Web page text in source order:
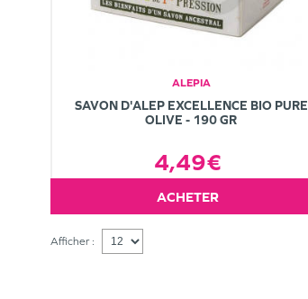
ALEPIA
SAVON D'ALEP EXCELLENCE BIO PURE
OLIVE - 190 GR
4,49€
ACHETER
Afficher :